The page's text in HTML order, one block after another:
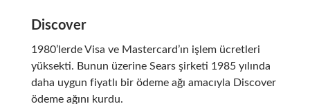
Discover
1980’lerde Visa ve Mastercard’ın işlem ücretleri
yüksekti. Bunun üzerine Sears şirketi 1985 yılında
daha uygun fiyatlı bir ödeme ağı amacıyla Discover
ödeme ağını kurdu.